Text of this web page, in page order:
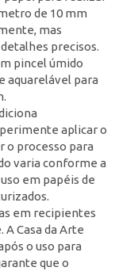
de 10 mm
mas
precisos.
pincel úmido
aquarelável para
aplicar o
o processo para
varia conforme a
em papéis de
em recipientes
A Casa da Arte
o uso para
que o